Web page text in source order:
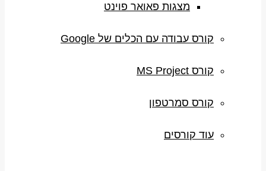
מצגות פאואר פוינט
קורס עבודה עם הכלים של Google
קורס MS Project
קורס סמרטפון
עוד קורסים